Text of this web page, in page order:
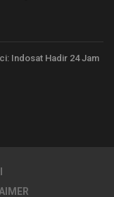
Indosat Hadir 24 Jam